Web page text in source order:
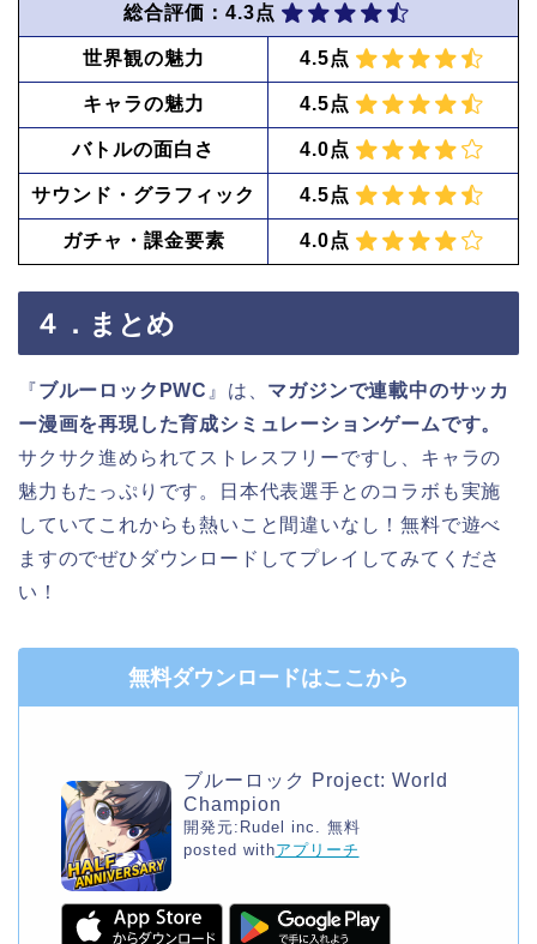
総合評価：4.3点
世界観の魅力 4.5点
キャラの魅力 4.5点
バトルの面白さ 4.0点
サウンド・グラフィック 4.5点
ガチャ・課金要素 4.0点
４．まとめ
『 ブルーロックPWC 』は、 マガジンで連載中のサッカ
ー漫画を再現した育成シミュレーションゲームです。
サクサク進められてストレスフリーですし、キャラの
魅力もたっぷりです。日本代表選手とのコラボも実施
していてこれからも熱いこと間違いなし！無料で遊べ
ますのでぜひダウンロードしてプレイしてみてくださ
い！
無料ダウンロードはここから
ブルーロック Project: World
Champion
開発元: Rudel inc. 無料
posted withアプリーチ